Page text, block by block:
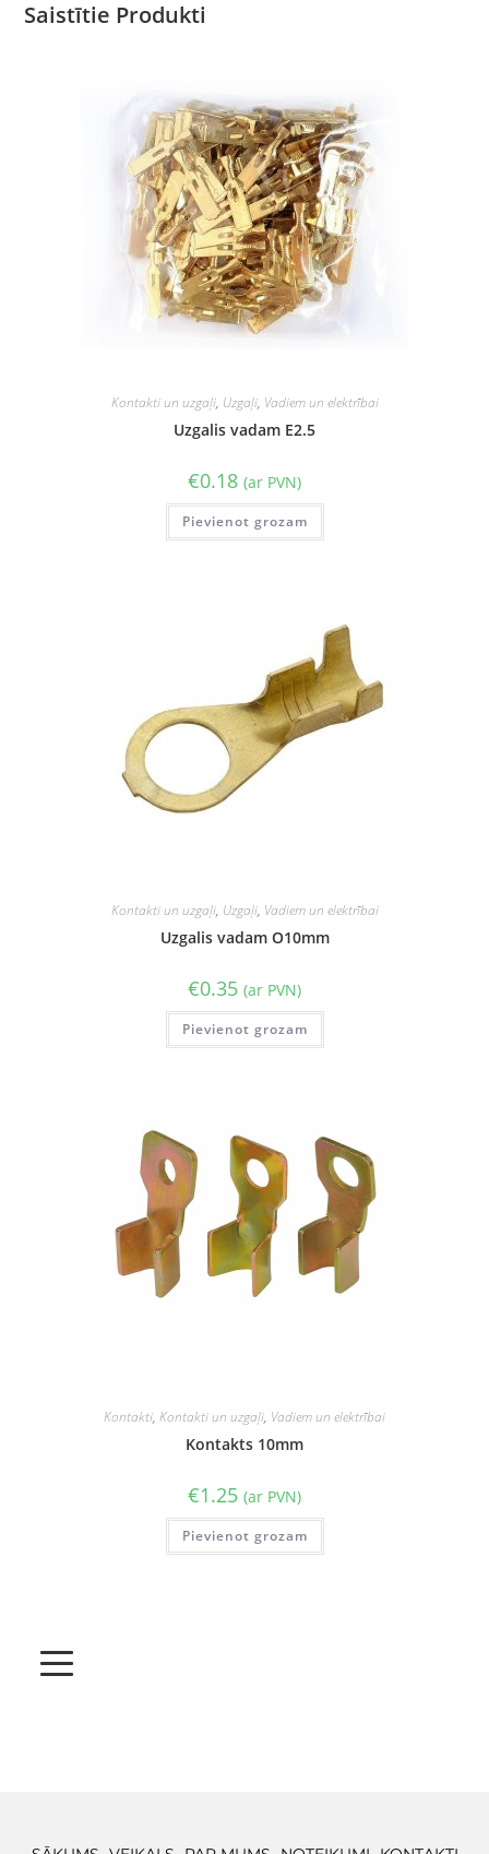
Saistītie Produkti
Kontakti un uzgaļi, Uzgaļi, Vadiem un elektrībai
Uzgalis vadam E2.5
€0.18 (ar PVN)
Pievienot grozam
Kontakti un uzgaļi, Uzgaļi, Vadiem un elektrībai
Uzgalis vadam O10mm
€0.35 (ar PVN)
Pievienot grozam
Kontakti, Kontakti un uzgaļi, Vadiem un elektrībai
Kontakts 10mm
€1.25 (ar PVN)
Pievienot grozam